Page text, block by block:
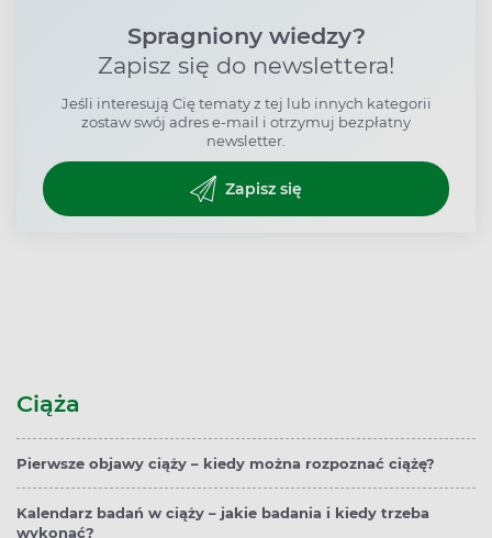
Spragniony wiedzy?
Zapisz się do newslettera!
Jeśli interesują Cię tematy z tej lub innych kategorii
zostaw swój adres e-mail i otrzymuj bezpłatny
newsletter.
Zapisz się
Ciąża
Pierwsze objawy ciąży – kiedy można rozpoznać ciążę?
Kalendarz badań w ciąży – jakie badania i kiedy trzeba
wykonać?